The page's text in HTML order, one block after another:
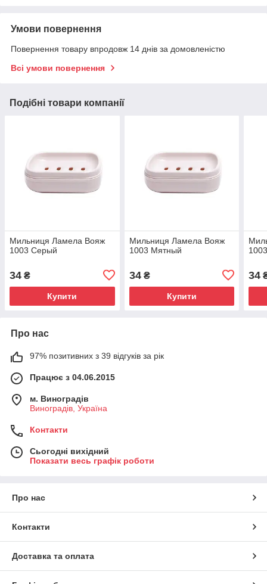
Умови повернення
Повернення товару впродовж 14 днів за домовленістю
Всі умови повернення
Подібні товари компанії
Мильниця Ламела Вояж
1003 Серый
34 ₴
Купити
Мильниця Ламела Вояж
1003 Мятный
34₴
Купити
34
Про нас
97% позитивних з 39 відгуків за рік
Працює з 04.06.2015
м. Виноградів
Виноградів, Україна
Контакти
Сьогодні вихідний
Показати весь графік роботи
Про нас
Контакти
Доставка та оплата